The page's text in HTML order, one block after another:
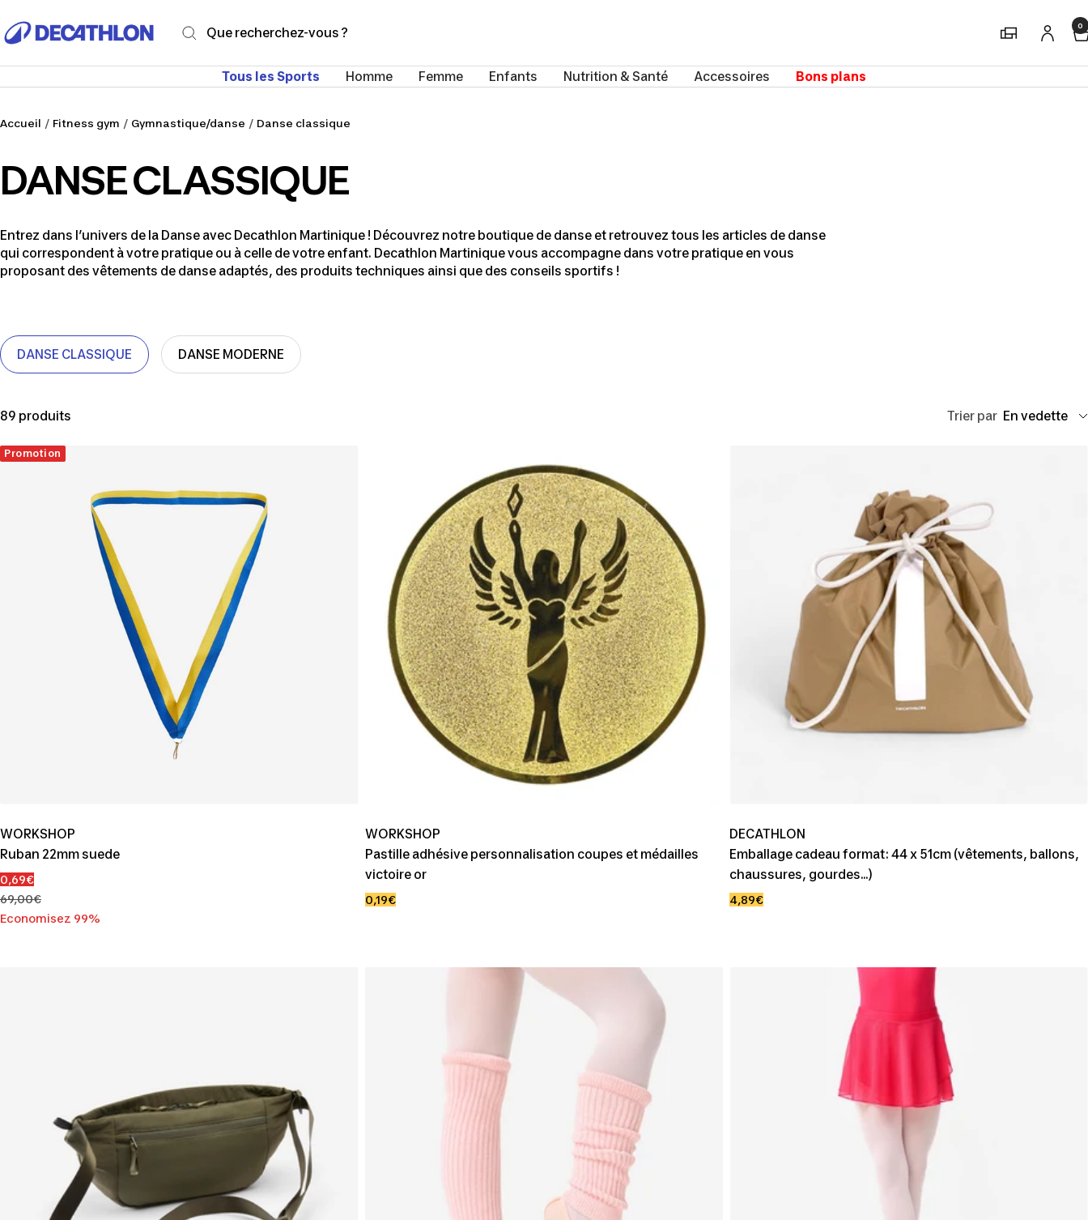
au
contenu
Decathlon
Martinique
Magasins 0
Tous les Sports Homme Femme Enfants Nutrition & Santé Accessoires Bons plans
Accueil Fitness gym Gymnastique/danse Danse classique
DANSE CLASSIQUE
Entrez dans l’univers de la Danse avec Decathlon Martinique ! Découvrez notre boutique de danse et retrouvez tous les articles de danse
qui correspondent à votre pratique ou à celle de votre enfant. Decathlon Martinique vous accompagne dans votre pratique en vous
proposant des vêtements de danse adaptés, des produits techniques ainsi que des conseils sportifs !
DANSE CLASSIQUE DANSE MODERNE
89 produits Trier par En vedette
Promotion
WORKSHOP
Ruban 22mm suede
Prix
de
vente
0,69€
Prix
normal
69,00€
Economisez 99%
WORKSHOP
Pastille adhésive personnalisation coupes et médailles
victoire or
Prix
0,19€
DECATHLON
Emballage cadeau format: 44 x 51cm (vêtements, ballons,
chaussures, gourdes...)
Prix
4,89€